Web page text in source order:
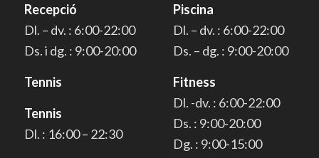
Recepció
Dl. – dv. : 6:00-22:00
Ds. i dg. : 9:00-20:00
Tennis
Tennis
Dl. : 16:00 – 22:30
Piscina
Dl. – dv. : 6:00-22:00
Ds. – dg. : 9:00-20:00
Fitness
Dl. -dv. : 6:00-22:00
Ds. : 9:00-20:00
Dg. : 9:00-15:00